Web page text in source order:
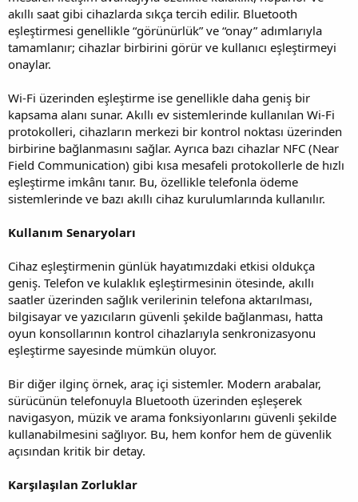
akıllı saat gibi cihazlarda sıkça tercih edilir. Bluetooth
eşleştirmesi genellikle “görünürlük” ve “onay” adımlarıyla
tamamlanır; cihazlar birbirini görür ve kullanıcı eşleştirmeyi
onaylar.
Wi-Fi üzerinden eşleştirme ise genellikle daha geniş bir
kapsama alanı sunar. Akıllı ev sistemlerinde kullanılan Wi-Fi
protokolleri, cihazların merkezi bir kontrol noktası üzerinden
birbirine bağlanmasını sağlar. Ayrıca bazı cihazlar NFC (Near
Field Communication) gibi kısa mesafeli protokollerle de hızlı
eşleştirme imkânı tanır. Bu, özellikle telefonla ödeme
sistemlerinde ve bazı akıllı cihaz kurulumlarında kullanılır.
Kullanım Senaryoları
Cihaz eşleştirmenin günlük hayatımızdaki etkisi oldukça
geniş. Telefon ve kulaklık eşleştirmesinin ötesinde, akıllı
saatler üzerinden sağlık verilerinin telefona aktarılması,
bilgisayar ve yazıcıların güvenli şekilde bağlanması, hatta
oyun konsollarının kontrol cihazlarıyla senkronizasyonu
eşleştirme sayesinde mümkün oluyor.
Bir diğer ilginç örnek, araç içi sistemler. Modern arabalar,
sürücünün telefonuyla Bluetooth üzerinden eşleşerek
navigasyon, müzik ve arama fonksiyonlarını güvenli şekilde
kullanabilmesini sağlıyor. Bu, hem konfor hem de güvenlik
açısından kritik bir detay.
Karşılaşılan Zorluklar